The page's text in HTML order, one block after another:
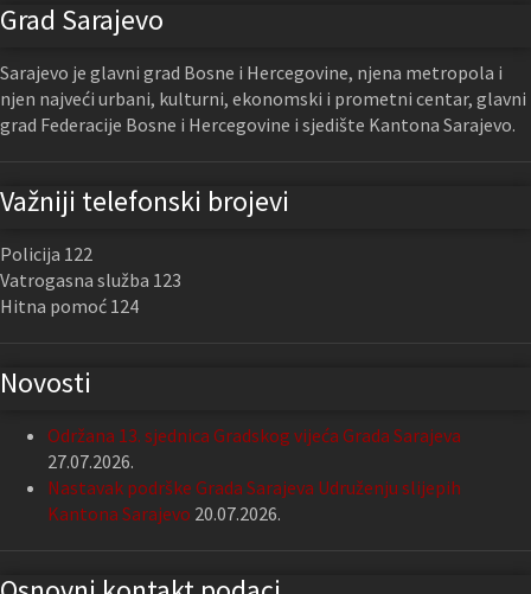
Grad Sarajevo
Sarajevo je glavni grad Bosne i Hercegovine, njena metropola i
njen najveći urbani, kulturni, ekonomski i prometni centar, glavni
grad Federacije Bosne i Hercegovine i sjedište Kantona Sarajevo.
Važniji telefonski brojevi
Policija 122
Vatrogasna služba 123
Hitna pomoć 124
Novosti
Održana 13. sjednica Gradskog vijeća Grada Sarajeva
27.07.2026.
Nastavak podrške Grada Sarajeva Udruženju slijepih
Kantona Sarajevo 20.07.2026.